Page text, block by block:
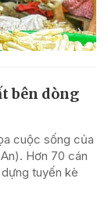
bên dòng
cuộc sống của
Hơn 70 cán
tuyến kè